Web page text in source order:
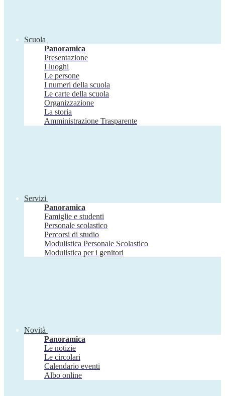
Scuola
Panoramica
Presentazione
I luoghi
Le persone
I numeri della scuola
Le carte della scuola
Organizzazione
La storia
Amministrazione Trasparente
Servizi
Panoramica
Famiglie e studenti
Personale scolastico
Percorsi di studio
Modulistica Personale Scolastico
Modulistica per i genitori
Novità
Panoramica
Le notizie
Le circolari
Calendario eventi
Albo online